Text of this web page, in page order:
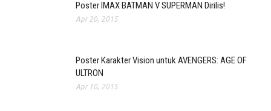
Poster IMAX BATMAN V SUPERMAN Dirilis!
Apr 20, 2015
Poster Karakter Vision untuk AVENGERS: AGE OF
ULTRON
Apr 10, 2015